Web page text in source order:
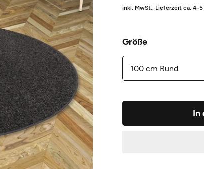
inkl. MwSt., Lieferzeit ca. 4-5
Größe
In